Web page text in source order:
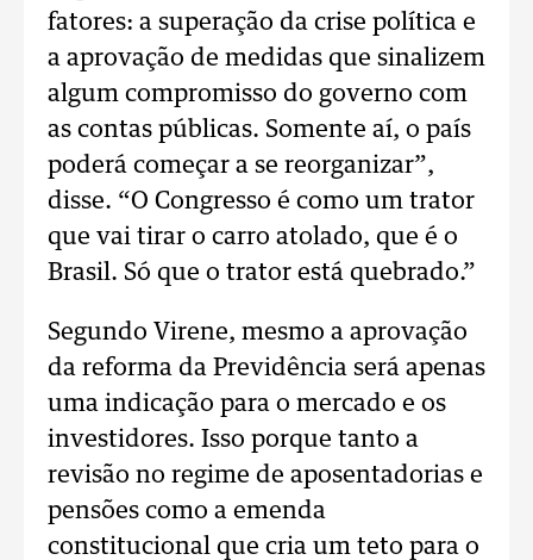
fatores: a superação da crise política e
a aprovação de medidas que sinalizem
algum compromisso do governo com
as contas públicas. Somente aí, o país
poderá começar a se reorganizar”,
disse. “O Congresso é como um trator
que vai tirar o carro atolado, que é o
Brasil. Só que o trator está quebrado.”
Segundo Virene, mesmo a aprovação
da reforma da Previdência será apenas
uma indicação para o mercado e os
investidores. Isso porque tanto a
revisão no regime de aposentadorias e
pensões como a emenda
constitucional que cria um teto para o